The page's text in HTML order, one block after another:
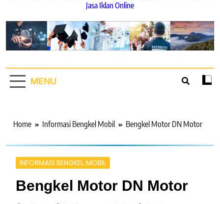
Jasa Iklan Online
MENU
Home Informasi Bengkel Mobil Bengkel Motor DN Motor
INFORMASI BENGKEL MOBIL
Bengkel Motor DN Motor